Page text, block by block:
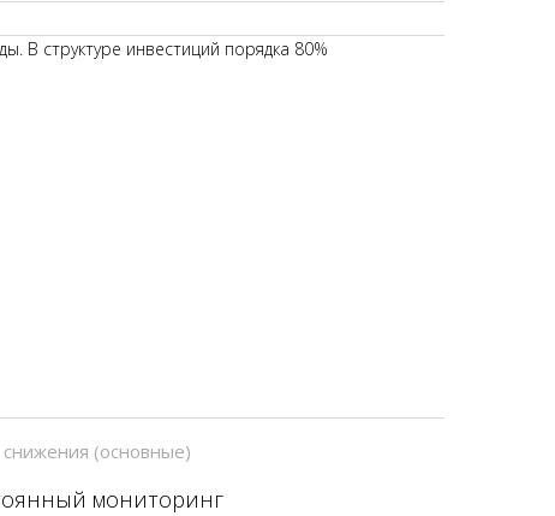
В структуре инвестиций порядка 80%
снижения (основные)
мониторинг